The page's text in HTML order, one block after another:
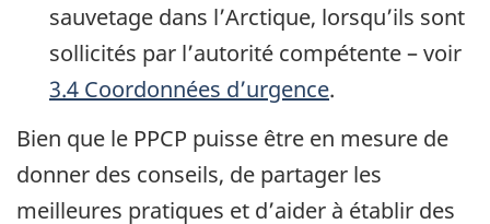
sauvetage dans l’Arctique, lorsqu’ils sont
sollicités par l’autorité compétente – voir
3.4 Coordonnées d’urgence.
Bien que le PPCP puisse être en mesure de
donner des conseils, de partager les
meilleures pratiques et d’aider à établir des